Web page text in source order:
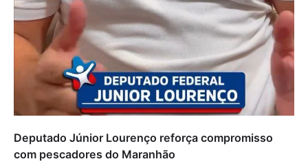
Deputado Júnior Lourenço reforça compromisso
com pescadores do Maranhão